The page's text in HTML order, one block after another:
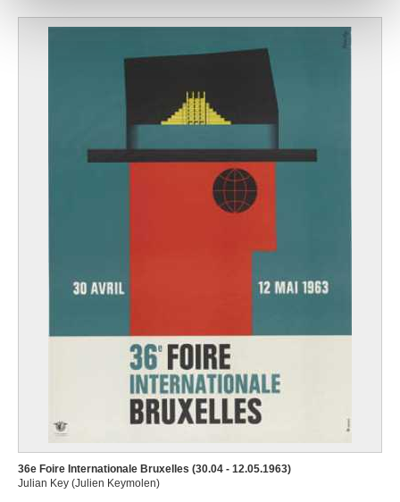
publicité et d'analyse, qui peuvent combiner celles-ci
avec d'autres informations que vous leur avez fournies
ou qu'ils ont collectées lors de votre utilisation de leurs
36e Foire Internationale Bruxelles (30.04 - 12.05.1963)
Julian Key (Julien Keymolen)